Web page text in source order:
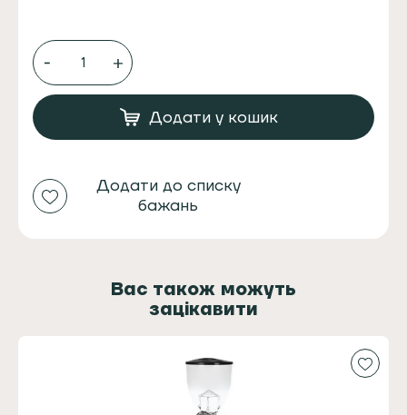
ICAFILAS
TRAVEL
SOLO
ЕЛЕКТРИЧНА
КАВОМОЛКА
+
КАВИ
2
В
Додати у кошик
Додати до списку
бажань
Вас також можуть
зацікавити